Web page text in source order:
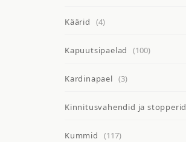
Käärid (4)
Kapuutsipaelad (100)
Kardinapael (3)
Kinnitusvahendid ja stopperid
Kummid (117)